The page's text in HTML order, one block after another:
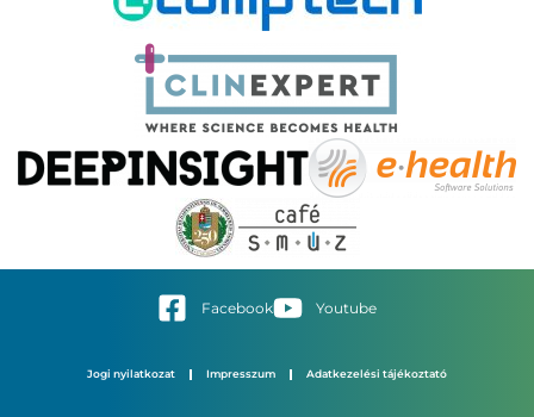
Facebook Youtube
Jogi nyilatkozat Impresszum Adatkezelési tájékoztató